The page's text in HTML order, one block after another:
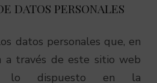
DATOS PERSONALES
datos personales que, en
a través de este sitio web
lo dispuesto en la